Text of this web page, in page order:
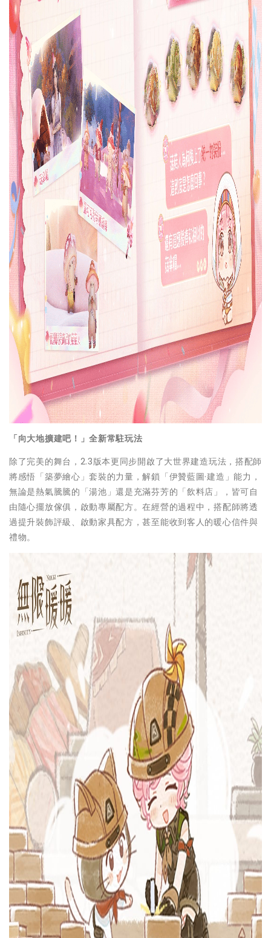
「向大地擴建吧！」全新常駐玩法
除了完美的舞台，2.3版本更同步開啟了大世界建造玩法，搭配師
將感悟「築夢繪心」套裝的力量，解鎖「伊贊藍圖·建造」能力，
無論是熱氣騰騰的「湯池」還是充滿芬芳的「飲料店」，皆可自
由隨心擺放傢俱，啟動專屬配方。在經營的過程中，搭配師將透
過提升裝飾評級、啟動家具配方，甚至能收到客人的暖心信件與
禮物。